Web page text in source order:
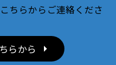
ちらからご連絡くださ
らから